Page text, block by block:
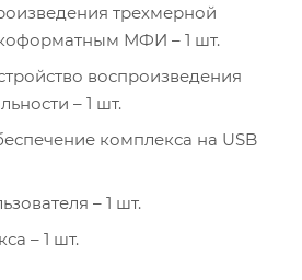
трехмерной
МФИ – 1 шт.
воспроизведения
– 1 шт.
комплекса на USB
– 1 шт.
– 1 шт.